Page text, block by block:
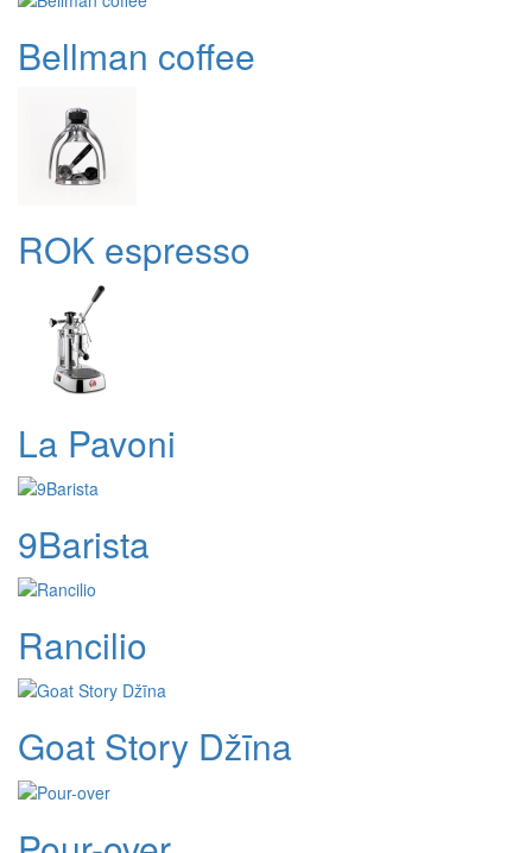
Bellman coffee
ROK espresso
La Pavoni
9Barista
Rancilio
Goat Story Džīna